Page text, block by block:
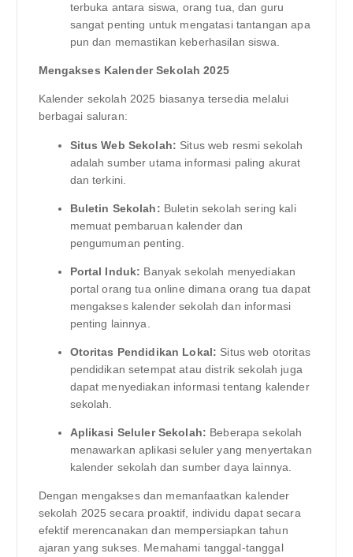
terbuka antara siswa, orang tua, dan guru
sangat penting untuk mengatasi tantangan apa
pun dan memastikan keberhasilan siswa.
Mengakses Kalender Sekolah 2025
Kalender sekolah 2025 biasanya tersedia melalui
berbagai saluran:
Situs Web Sekolah: Situs web resmi sekolah
adalah sumber utama informasi paling akurat
dan terkini.
Buletin Sekolah: Buletin sekolah sering kali
memuat pembaruan kalender dan
pengumuman penting.
Portal Induk: Banyak sekolah menyediakan
portal orang tua online dimana orang tua dapat
mengakses kalender sekolah dan informasi
penting lainnya.
Otoritas Pendidikan Lokal: Situs web otoritas
pendidikan setempat atau distrik sekolah juga
dapat menyediakan informasi tentang kalender
sekolah.
Aplikasi Seluler Sekolah: Beberapa sekolah
menawarkan aplikasi seluler yang menyertakan
kalender sekolah dan sumber daya lainnya.
Dengan mengakses dan memanfaatkan kalender
sekolah 2025 secara proaktif, individu dapat secara
efektif merencanakan dan mempersiapkan tahun
ajaran yang sukses. Memahami tanggal-tanggal